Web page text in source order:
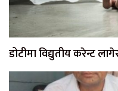
डोटीमा विद्युतीय करेन्ट